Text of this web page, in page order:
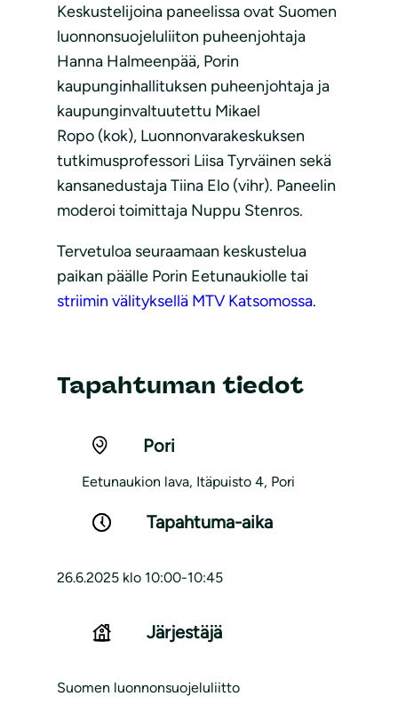
Keskustelijoina paneelissa ovat Suomen
luonnonsuojeluliiton puheenjohtaja
Hanna Halmeenpää, Porin
kaupunginhallituksen puheenjohtaja ja
kaupunginvaltuutettu Mikael
Ropo (kok), Luonnonvarakeskuksen
tutkimusprofessori Liisa Tyrväinen sekä
kansanedustaja Tiina Elo (vihr). Paneelin
moderoi toimittaja Nuppu Stenros.
Tervetuloa seuraamaan keskustelua
paikan päälle Porin Eetunaukiolle tai
striimin välityksellä MTV Katsomossa.
Tapahtuman tiedot
Pori
Eetunaukion lava, Itäpuisto 4, Pori
Tapahtuma-aika
26.6.2025 klo 10:00-10:45
Järjestäjä
Suomen luonnonsuojeluliitto